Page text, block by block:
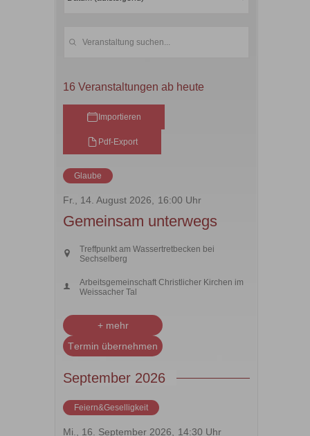
16 Veranstaltungen ab heute
Importieren
Pdf-Export
Fr., 14. August 2026, 16:00 Uhr
Gemeinsam unterwegs
Treffpunkt am Wassertretbecken bei
Sechselberg
Arbeitsgemeinschaft Christlicher Kirchen im
Weissacher Tal
+ mehr
Termin übernehmen
Glaube
September 2026
Mi., 16. September 2026, 14:30 Uhr
Feiern&Geselligkeit